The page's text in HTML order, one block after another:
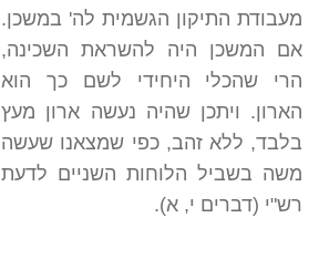
מעבודת התיקון הגשמית לה' במשכן.
אם המשכן היה להשראת השכינה,
הרי שהכלי היחידי לשם כך הוא
הארון. ויתכן שהיה נעשה ארון מעץ
בלבד, ללא זהב, כפי שמצאנו שעשה
משה בשביל הלוחות השניים לדעת
רש"י (דברים י, א).